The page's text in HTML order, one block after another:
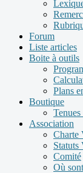
Forum
Liste articles
Boite à outils
Plans
Boutique
Association
Charte
Comité
Où